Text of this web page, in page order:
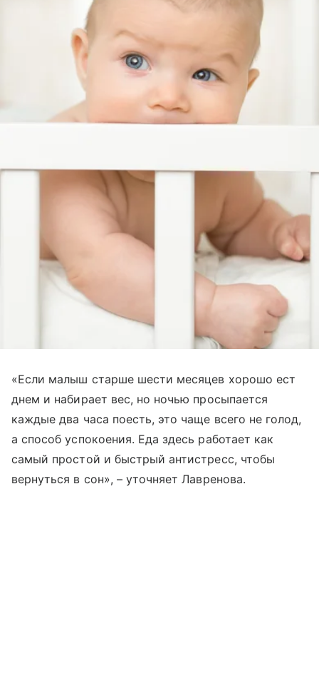
«Если малыш старше шести месяцев хорошо ест
днем и набирает вес, но ночью просыпается
каждые два часа поесть, это чаще всего не голод,
а способ успокоения. Еда здесь работает как
самый простой и быстрый антистресс, чтобы
вернуться в сон», – уточняет Лавренова.